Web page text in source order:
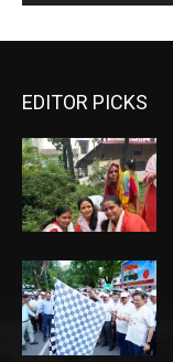
EDITOR PICKS